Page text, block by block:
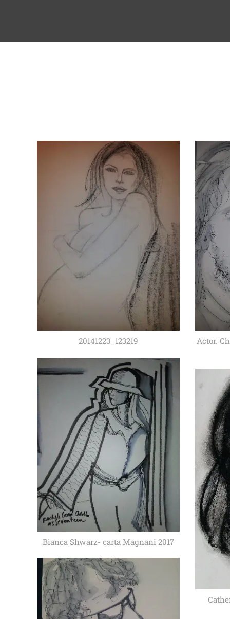
20141223_123219
Actor.
Bianca Shwarz- carta Magnani 2017